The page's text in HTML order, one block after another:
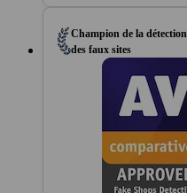
Champion de la détection
des faux sites